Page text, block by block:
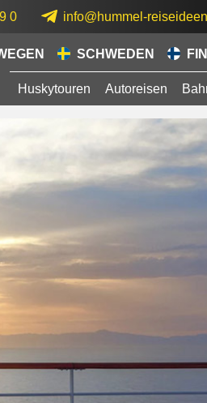
0 info@hummel-
SCHWEDEN
Huskytouren Autoreisen